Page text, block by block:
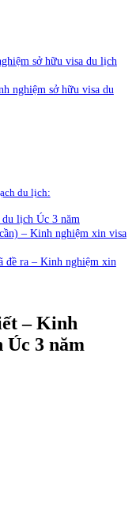
sở hữu visa du lịch
nghiệm sở hữu visa du
du lịch:
lịch Úc 3 năm
– Kinh nghiệm xin visa
đề ra – Kinh nghiệm xin
– Kinh
Úc 3 năm